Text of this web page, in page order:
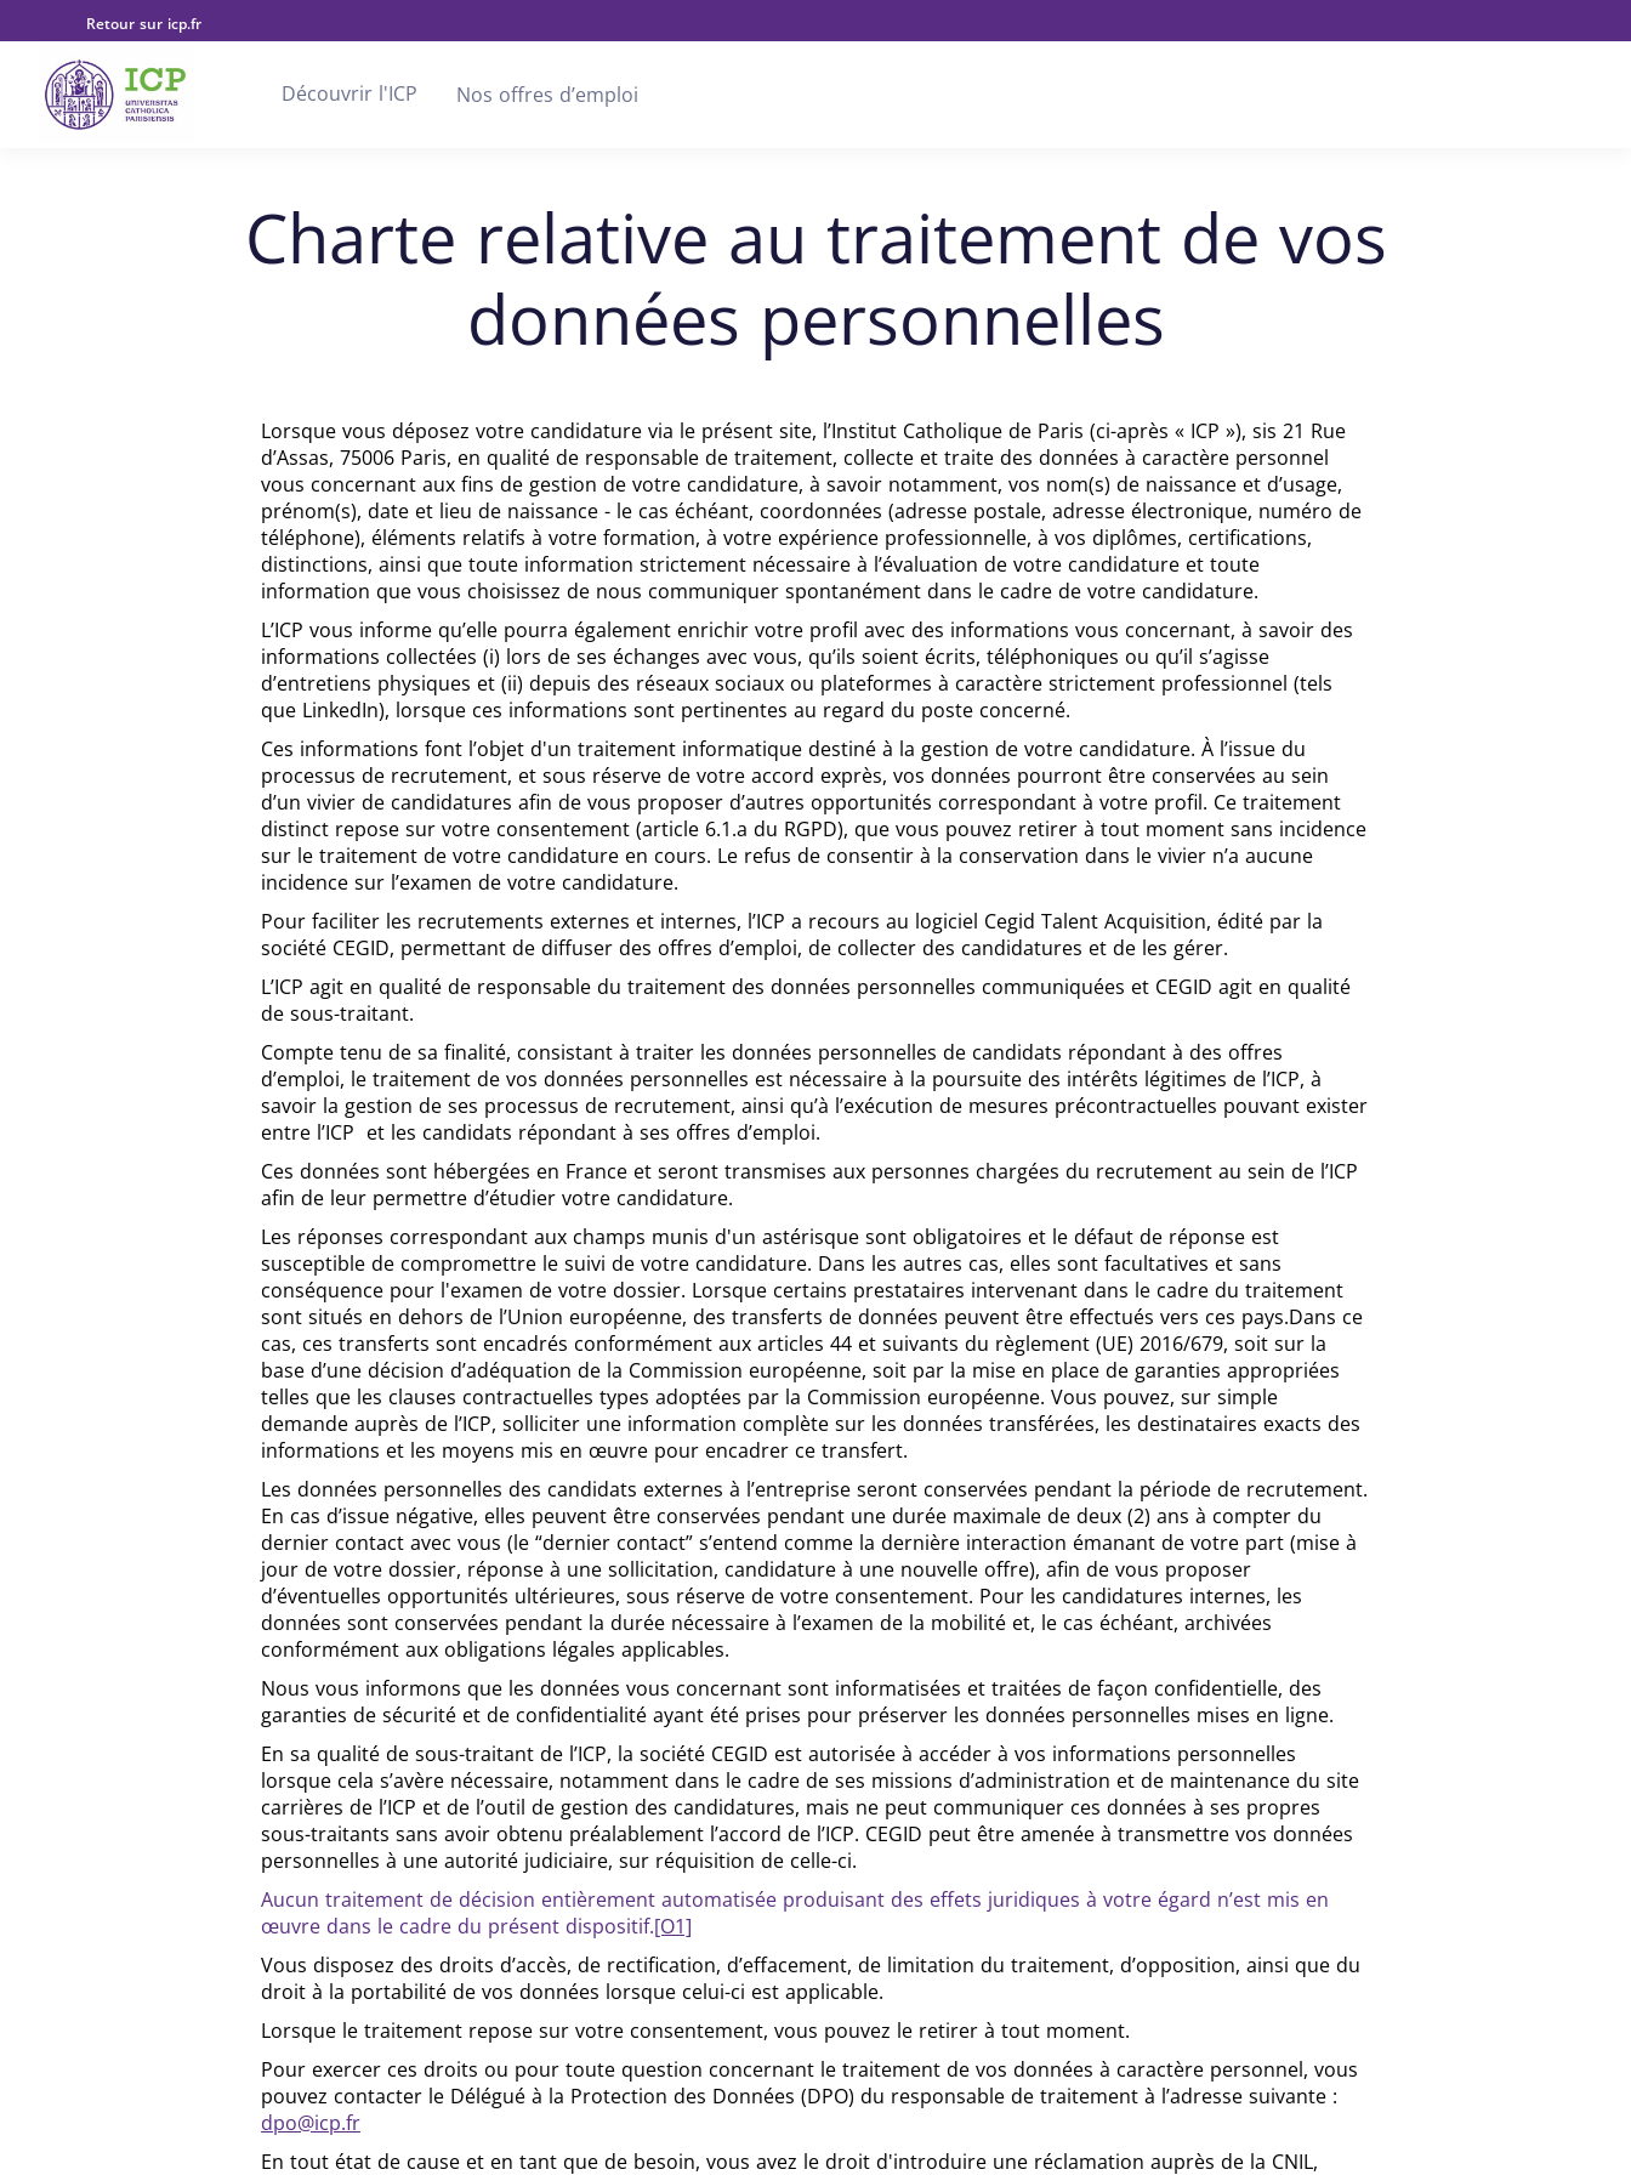
Retour sur icp.fr
Découvrir l'ICP Nos offres d’emploi
Charte relative au traitement de vos
données personnelles
Lorsque vous déposez votre candidature via le présent site, l’Institut Catholique de Paris (ci-après « ICP »), sis 21 Rue
d’Assas, 75006 Paris, en qualité de responsable de traitement, collecte et traite des données à caractère personnel
vous concernant aux fins de gestion de votre candidature, à savoir notamment, vos nom(s) de naissance et d’usage,
prénom(s), date et lieu de naissance - le cas échéant, coordonnées (adresse postale, adresse électronique, numéro de
téléphone), éléments relatifs à votre formation, à votre expérience professionnelle, à vos diplômes, certifications,
distinctions, ainsi que toute information strictement nécessaire à l’évaluation de votre candidature et toute
information que vous choisissez de nous communiquer spontanément dans le cadre de votre candidature.
L’ICP vous informe qu’elle pourra également enrichir votre profil avec des informations vous concernant, à savoir des
informations collectées (i) lors de ses échanges avec vous, qu’ils soient écrits, téléphoniques ou qu’il s’agisse
d’entretiens physiques et (ii) depuis des réseaux sociaux ou plateformes à caractère strictement professionnel (tels
que LinkedIn), lorsque ces informations sont pertinentes au regard du poste concerné.
Ces informations font l’objet d'un traitement informatique destiné à la gestion de votre candidature. À l’issue du
processus de recrutement, et sous réserve de votre accord exprès, vos données pourront être conservées au sein
d’un vivier de candidatures afin de vous proposer d’autres opportunités correspondant à votre profil. Ce traitement
distinct repose sur votre consentement (article 6.1.a du RGPD), que vous pouvez retirer à tout moment sans incidence
sur le traitement de votre candidature en cours. Le refus de consentir à la conservation dans le vivier n’a aucune
incidence sur l’examen de votre candidature.
Pour faciliter les recrutements externes et internes, l’ICP a recours au logiciel Cegid Talent Acquisition, édité par la
société CEGID, permettant de diffuser des offres d’emploi, de collecter des candidatures et de les gérer.
L’ICP agit en qualité de responsable du traitement des données personnelles communiquées et CEGID agit en qualité
de sous-traitant.
Compte tenu de sa finalité, consistant à traiter les données personnelles de candidats répondant à des offres
d’emploi, le traitement de vos données personnelles est nécessaire à la poursuite des intérêts légitimes de l’ICP, à
savoir la gestion de ses processus de recrutement, ainsi qu’à l’exécution de mesures précontractuelles pouvant exister
entre l’ICP et les candidats répondant à ses offres d’emploi.
Ces données sont hébergées en France et seront transmises aux personnes chargées du recrutement au sein de l’ICP
afin de leur permettre d’étudier votre candidature.
Les réponses correspondant aux champs munis d'un astérisque sont obligatoires et le défaut de réponse est
susceptible de compromettre le suivi de votre candidature. Dans les autres cas, elles sont facultatives et sans
conséquence pour l'examen de votre dossier. Lorsque certains prestataires intervenant dans le cadre du traitement
sont situés en dehors de l’Union européenne, des transferts de données peuvent être effectués vers ces pays.Dans ce
cas, ces transferts sont encadrés conformément aux articles 44 et suivants du règlement (UE) 2016/679, soit sur la
base d’une décision d’adéquation de la Commission européenne, soit par la mise en place de garanties appropriées
telles que les clauses contractuelles types adoptées par la Commission européenne. Vous pouvez, sur simple
demande auprès de l’ICP, solliciter une information complète sur les données transférées, les destinataires exacts des
informations et les moyens mis en œuvre pour encadrer ce transfert.
Les données personnelles des candidats externes à l’entreprise seront conservées pendant la période de recrutement.
En cas d’issue négative, elles peuvent être conservées pendant une durée maximale de deux (2) ans à compter du
dernier contact avec vous (le “dernier contact” s’entend comme la dernière interaction émanant de votre part (mise à
jour de votre dossier, réponse à une sollicitation, candidature à une nouvelle offre), afin de vous proposer
d’éventuelles opportunités ultérieures, sous réserve de votre consentement. Pour les candidatures internes, les
données sont conservées pendant la durée nécessaire à l’examen de la mobilité et, le cas échéant, archivées
conformément aux obligations légales applicables.
Nous vous informons que les données vous concernant sont informatisées et traitées de façon confidentielle, des
garanties de sécurité et de confidentialité ayant été prises pour préserver les données personnelles mises en ligne.
En sa qualité de sous-traitant de l’ICP, la société CEGID est autorisée à accéder à vos informations personnelles
lorsque cela s’avère nécessaire, notamment dans le cadre de ses missions d’administration et de maintenance du site
carrières de l’ICP et de l’outil de gestion des candidatures, mais ne peut communiquer ces données à ses propres
sous-traitants sans avoir obtenu préalablement l’accord de l’ICP. CEGID peut être amenée à transmettre vos données
personnelles à une autorité judiciaire, sur réquisition de celle-ci.
Aucun traitement de décision entièrement automatisée produisant des effets juridiques à votre égard n’est mis en
œuvre dans le cadre du présent dispositif.[O1]
Vous disposez des droits d’accès, de rectification, d’effacement, de limitation du traitement, d’opposition, ainsi que du
droit à la portabilité de vos données lorsque celui-ci est applicable.
Lorsque le traitement repose sur votre consentement, vous pouvez le retirer à tout moment.
Pour exercer ces droits ou pour toute question concernant le traitement de vos données à caractère personnel, vous
pouvez contacter le Délégué à la Protection des Données (DPO) du responsable de traitement à l’adresse suivante :
dpo@icp.fr
En tout état de cause et en tant que de besoin, vous avez le droit d'introduire une réclamation auprès de la CNIL,